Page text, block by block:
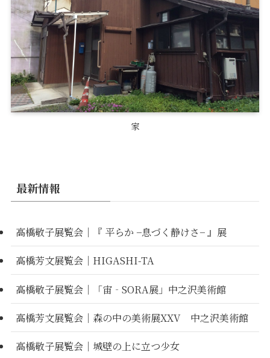
家
最新情報
高橋敬子展覧会｜『 平らか −息づく静けさ− 』展
高橋芳文展覧会｜HIGASHI-TA
高橋敬子展覧会｜「宙‐SORA展」中之沢美術館
高橋芳文展覧会｜森の中の美術展XXV 中之沢美術館
高橋敬子展覧会｜城壁の上に立つ少女